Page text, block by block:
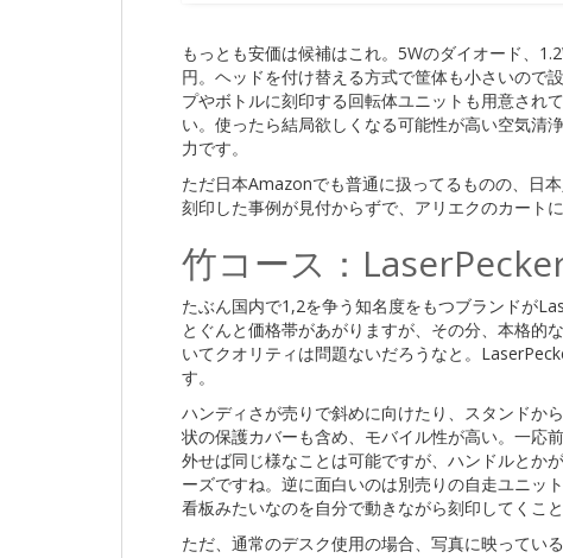
もっとも安価は候補はこれ。5Wのダイオード、
円。ヘッドを付け替える方式で筐体も小さいので
プやボトルに刻印する回転体ユニットも用意され
い。使ったら結局欲しくなる可能性が高い空気清
力です。
ただ日本Amazonでも普通に扱ってるものの、日
刻印した事例が見付からずで、アリエクのカート
竹コース：
たぶん国内で1,2を争う知名度をもつブランドが
とぐんと価格帯があがりますが、その分、本格的
いてクオリティは問題ないだろうなと。
す。
ハンディさが売りで斜めに向けたり、スタンドか
状の保護カバーも含め、モバイル性が高い。一応
外せば同じ様なことは可能ですが、ハンドルとか
ーズですね。逆に面白いのは別売りの自走ユニッ
看板みたいなのを自分で動きながら刻印してくこと
ただ、通常のデスク使用の場合、写真に映ってい